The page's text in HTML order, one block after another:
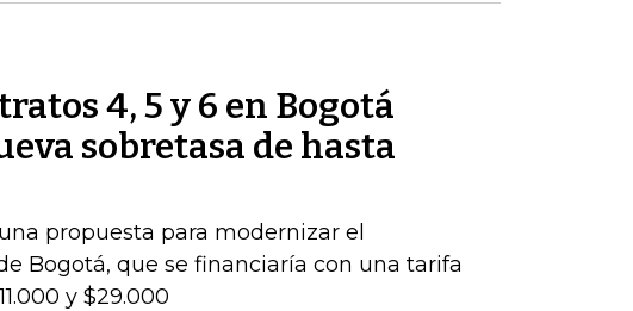
4, 5 y 6 en Bogotá
sobretasa de hasta
propuesta para modernizar el
Bogotá, que se financiaría con una tarifa
y $29.000